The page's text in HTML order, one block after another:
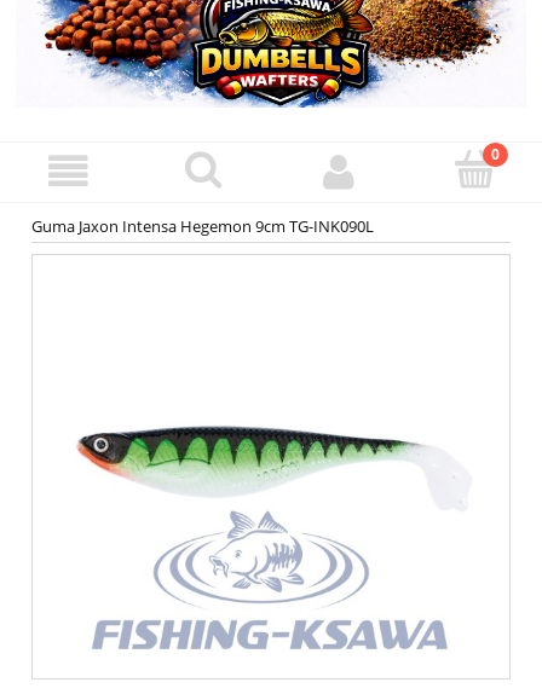
Guma Jaxon Intensa Hegemon 9cm TG-INK090L